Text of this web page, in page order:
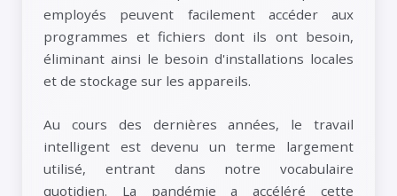
employés peuvent facilement accéder aux
programmes et fichiers dont ils ont besoin,
éliminant ainsi le besoin d'installations locales
et de stockage sur les appareils.
Au cours des dernières années, le travail
intelligent est devenu un terme largement
utilisé, entrant dans notre vocabulaire
quotidien. La pandémie a accéléré cette